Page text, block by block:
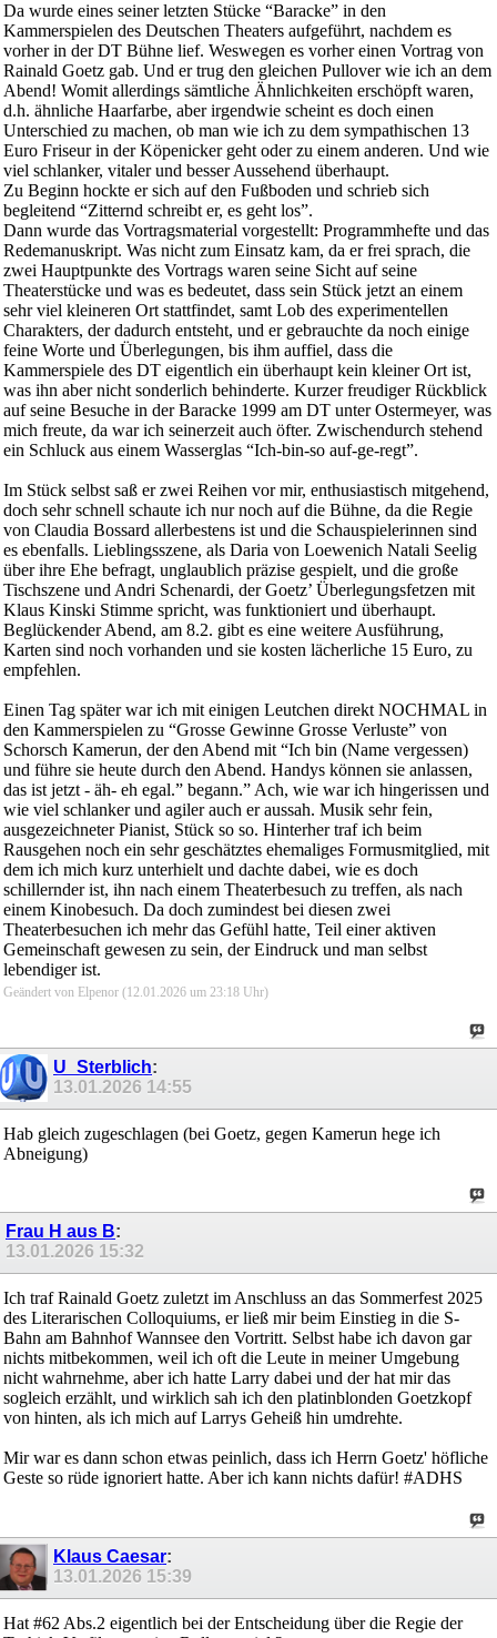
Da wurde eines seiner letzten Stücke “Baracke” in den
Kammerspielen des Deutschen Theaters aufgeführt, nachdem es
vorher in der DT Bühne lief. Weswegen es vorher einen Vortrag von
Rainald Goetz gab. Und er trug den gleichen Pullover wie ich an dem
Abend! Womit allerdings sämtliche Ähnlichkeiten erschöpft waren,
d.h. ähnliche Haarfarbe, aber irgendwie scheint es doch einen
Unterschied zu machen, ob man wie ich zu dem sympathischen 13
Euro Friseur in der Köpenicker geht oder zu einem anderen. Und wie
viel schlanker, vitaler und besser Aussehend überhaupt.
Zu Beginn hockte er sich auf den Fußboden und schrieb sich
begleitend “Zitternd schreibt er, es geht los”.
Dann wurde das Vortragsmaterial vorgestellt: Programmhefte und das
Redemanuskript. Was nicht zum Einsatz kam, da er frei sprach, die
zwei Hauptpunkte des Vortrags waren seine Sicht auf seine
Theaterstücke und was es bedeutet, dass sein Stück jetzt an einem
sehr viel kleineren Ort stattfindet, samt Lob des experimentellen
Charakters, der dadurch entsteht, und er gebrauchte da noch einige
feine Worte und Überlegungen, bis ihm auffiel, dass die
Kammerspiele des DT eigentlich ein überhaupt kein kleiner Ort ist,
was ihn aber nicht sonderlich behinderte. Kurzer freudiger Rückblick
auf seine Besuche in der Baracke 1999 am DT unter Ostermeyer, was
mich freute, da war ich seinerzeit auch öfter. Zwischendurch stehend
ein Schluck aus einem Wasserglas “Ich-bin-so auf-ge-regt”.
Im Stück selbst saß er zwei Reihen vor mir, enthusiastisch mitgehend,
doch sehr schnell schaute ich nur noch auf die Bühne, da die Regie
von Claudia Bossard allerbestens ist und die Schauspielerinnen sind
es ebenfalls. Lieblingsszene, als Daria von Loewenich Natali Seelig
über ihre Ehe befragt, unglaublich präzise gespielt, und die große
Tischszene und Andri Schenardi, der Goetz’ Überlegungsfetzen mit
Klaus Kinski Stimme spricht, was funktioniert und überhaupt.
Beglückender Abend, am 8.2. gibt es eine weitere Ausführung,
Karten sind noch vorhanden und sie kosten lächerliche 15 Euro, zu
empfehlen.
Einen Tag später war ich mit einigen Leutchen direkt NOCHMAL in
den Kammerspielen zu “Grosse Gewinne Grosse Verluste” von
Schorsch Kamerun, der den Abend mit “Ich bin (Name vergessen)
und führe sie heute durch den Abend. Handys können sie anlassen,
das ist jetzt - äh- eh egal.” begann.” Ach, wie war ich hingerissen und
wie viel schlanker und agiler auch er aussah. Musik sehr fein,
ausgezeichneter Pianist, Stück so so. Hinterher traf ich beim
Rausgehen noch ein sehr geschätztes ehemaliges Formusmitglied, mit
dem ich mich kurz unterhielt und dachte dabei, wie es doch
schillernder ist, ihn nach einem Theaterbesuch zu treffen, als nach
einem Kinobesuch. Da doch zumindest bei diesen zwei
Theaterbesuchen ich mehr das Gefühl hatte, Teil einer aktiven
Gemeinschaft gewesen zu sein, der Eindruck und man selbst
lebendiger ist.
Geändert von Elpenor (12.01.2026 um 23:18 Uhr)
U_Sterblich:
13.01.2026 14:55
Hab gleich zugeschlagen (bei Goetz, gegen Kamerun hege ich
Abneigung)
Frau H aus B:
13.01.2026 15:32
Ich traf Rainald Goetz zuletzt im Anschluss an das Sommerfest 2025
des Literarischen Colloquiums, er ließ mir beim Einstieg in die S-
Bahn am Bahnhof Wannsee den Vortritt. Selbst habe ich davon gar
nichts mitbekommen, weil ich oft die Leute in meiner Umgebung
nicht wahrnehme, aber ich hatte Larry dabei und der hat mir das
sogleich erzählt, und wirklich sah ich den platinblonden Goetzkopf
von hinten, als ich mich auf Larrys Geheiß hin umdrehte.
Mir war es dann schon etwas peinlich, dass ich Herrn Goetz' höfliche
Geste so rüde ignoriert hatte. Aber ich kann nichts dafür! #ADHS
Klaus Caesar:
13.01.2026 15:39
Hat #62 Abs.2 eigentlich bei der Entscheidung über die Regie der